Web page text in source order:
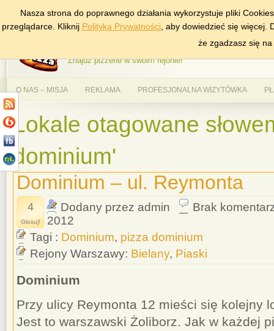
DODAJ NAS DO ULUBIONYCH ZNAJDŹ
AlePizza.com –
Znajdź pizzerie w swoim rejonie!
O NAS – MISJA REKLAMA PROFESJONALNA WIZYTÓWKA
Lokale otagowane
dominium'
Dominium – ul. Reymonta
4
Głosuj!
Dodany przez admin
Brak
2012
Tagi : Dominium, pizza dominium
Rejony Warszawy: Bielany, Piaski
Dominium
Przy ulicy Reymonta 12 mieści się kolejny
Jest to warszawski Żoliborz. Jak w każdej
Nasza strona do poprawnego działania wykorzystuje pliki
przeglądarce. Kliknij Polityka Prywatności , aby dowiedzieć się
że zgadzasz się